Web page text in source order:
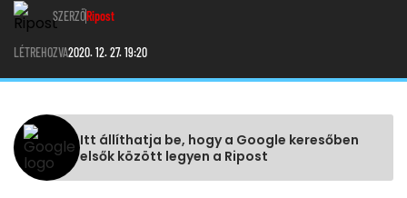
SZERZŐRipost
LÉTREHOZVA2020. 12. 27. 19:20
Itt állíthatja be, hogy a Google keresőben
elsők között legyen a Ripost